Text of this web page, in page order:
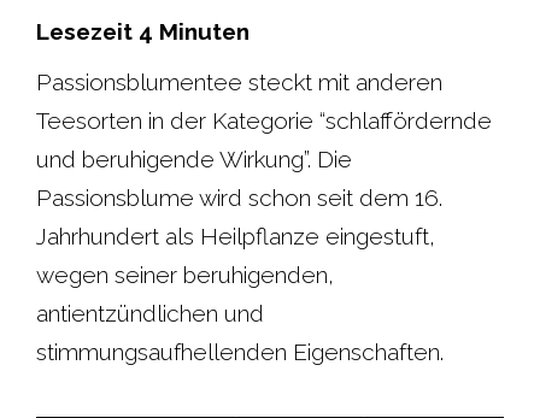
e
o
k
t
A
p
p
t
e
t
r
s
Lesezeit 4 Minuten
Passionsblumentee steckt mit anderen
Teesorten in der Kategorie “schlaffördernde
und beruhigende Wirkung”. Die
Passionsblume wird schon seit dem 16.
Jahrhundert als Heilpflanze eingestuft,
wegen seiner beruhigenden,
antientzündlichen und
stimmungsaufhellenden Eigenschaften.